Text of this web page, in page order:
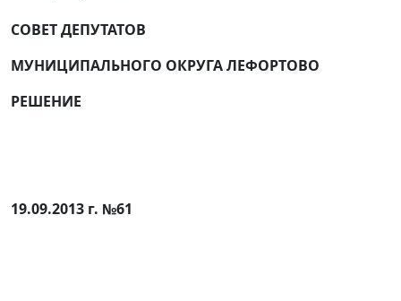
СОВЕТ ДЕПУТАТОВ
МУНИЦИПАЛЬНОГО ОКРУГА ЛЕФОРТОВО
РЕШЕНИЕ
19.09.2013 г. №61